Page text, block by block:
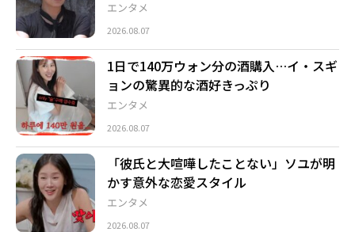
エンタメ
2026.08.07
エンタメ
1日で140万ウォン分の酒購入…イ・スギ
ョンの驚異的な酒好きっぷり
2026.08.07
エンタメ
「彼氏と大喧嘩したことない」ソユが明
かす意外な恋愛スタイル
2026.08.07